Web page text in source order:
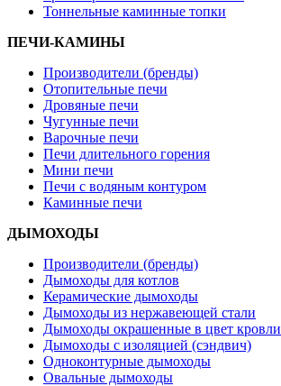
Тоннельные каминные топки
ПЕЧИ-КАМИНЫ
Производители (бренды)
Отопительные печи
Дровяные печи
Чугунные печи
Варочные печи
Печи длительного горения
Мини печи
Печи с водяным контуром
Каминные печи
ДЫМОХОДЫ
Производители (бренды)
Дымоходы для котлов
Керамические дымоходы
Дымоходы из нержавеющей стали
Дымоходы окрашенные в цвет кровли
Дымоходы с изоляцией (сэндвич)
Одноконтурные дымоходы
Овальные дымоходы